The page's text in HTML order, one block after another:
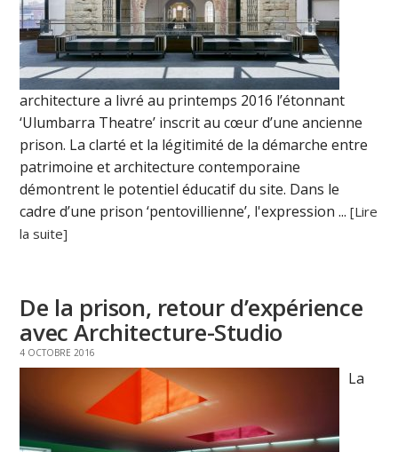
architecture a livré au printemps 2016 l’étonnant
‘Ulumbarra Theatre’ inscrit au cœur d’une ancienne
prison. La clarté et la légitimité de la démarche entre
patrimoine et architecture contemporaine
démontrent le potentiel éducatif du site. Dans le
cadre d’une prison ‘pentovillienne’, l'expression ...[Lire
la suite]
De la prison, retour d’expérience
avec Architecture-Studio
4 OCTOBRE 2016
La